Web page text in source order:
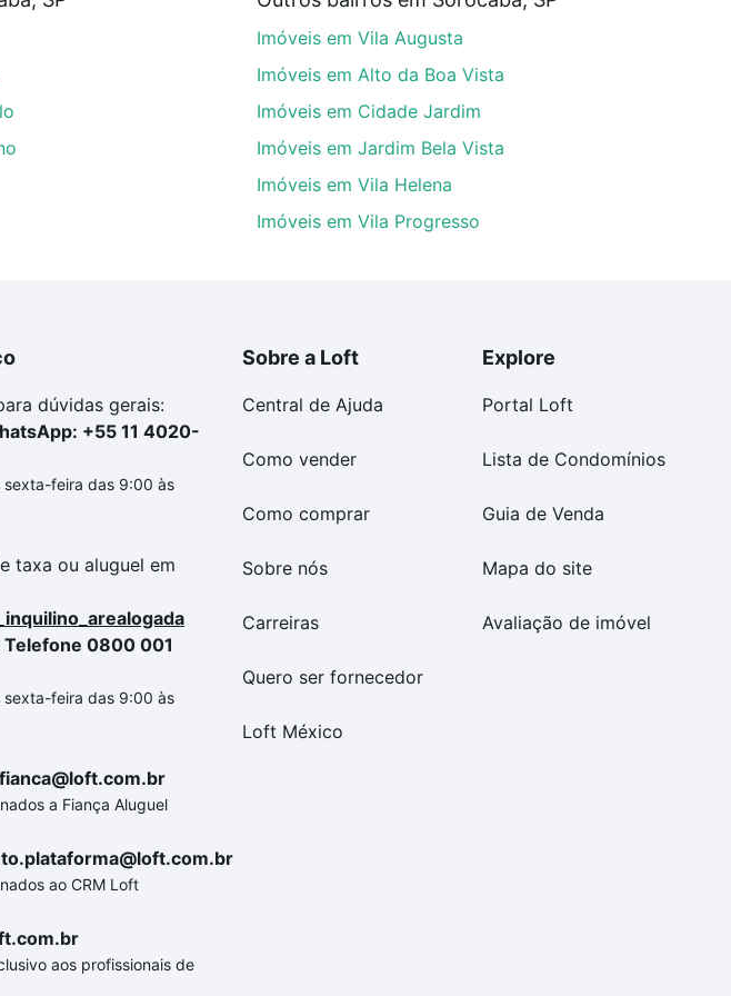
alguma dúvida dos custos envolvidos no processo de compra, veja em nosso
dos seus sonhos com segurança e conforto. Loft, com você até as chaves.
Imóveis em Vila Augusta
Imóveis em Alto da Boa Vista
Imóveis em Cidade Jardim
Imóveis em Jardim Bela Vista
Imóveis em Vila Helena
Imóveis em Vila Progresso
dúvidas gerais:
+55 11 4020-
sexta-feira das 9:00 às
taxa ou aluguel em
Telefone 0800 001
sexta-feira das 9:00 às
a Fiança Aluguel
ao CRM Loft
aos profissionais de
Sobre a Loft
Central de Ajuda
Como vender
Como comprar
Sobre nós
Carreiras
Quero ser fornecedor
Loft México
Explore
Portal Loft
Lista de Condomínios
Guia de Venda
Mapa do site
Avaliação de imóvel